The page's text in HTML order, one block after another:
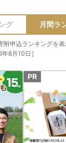
グ 月間ラ
申込ランキングを
8月10日］